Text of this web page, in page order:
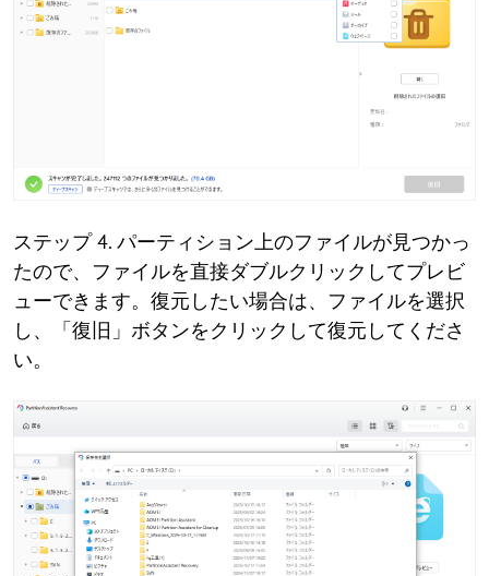
ステップ 4. パーティション上のファイルが見つかっ
たので、ファイルを直接ダブルクリックしてプレビ
ューできます。復元したい場合は、ファイルを選択
し、「復旧」ボタンをクリックして復元してくださ
い。